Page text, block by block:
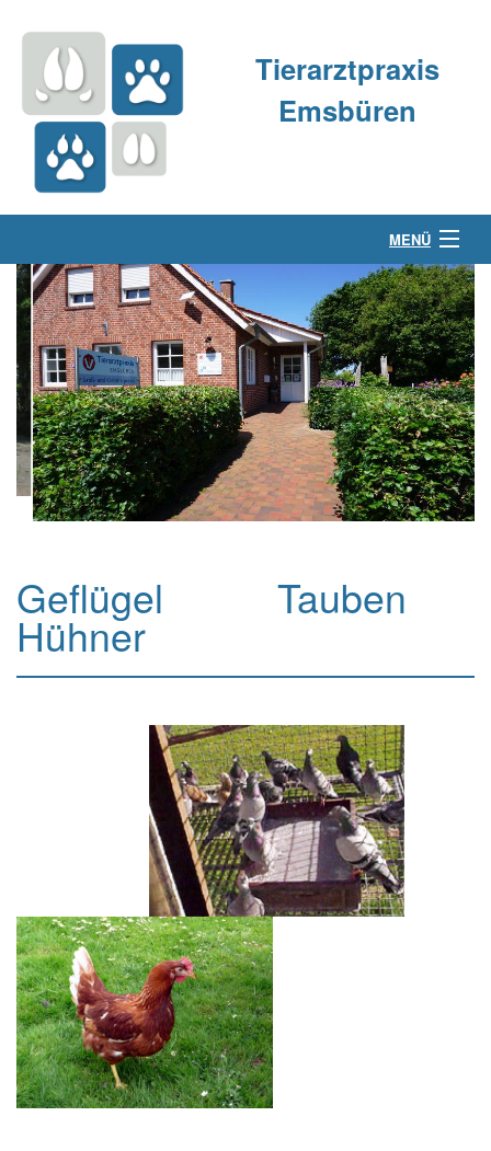
Tierarztpraxis
Emsbüren
MENÜ
Über uns
Kleintierpraxis
Großtierpraxis
Kontakt & Anfahrt
Geflügel Tauben
Hühner